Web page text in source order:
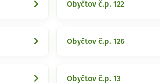
Obyčtov č.p. 122
Obyčtov č.p. 126
Obyčtov č.p. 13